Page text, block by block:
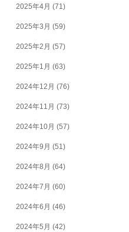
2025年4月 (71)
2025年3月 (59)
2025年2月 (57)
2025年1月 (63)
2024年12月 (76)
2024年11月 (73)
2024年10月 (57)
2024年9月 (51)
2024年8月 (64)
2024年7月 (60)
2024年6月 (46)
2024年5月 (42)